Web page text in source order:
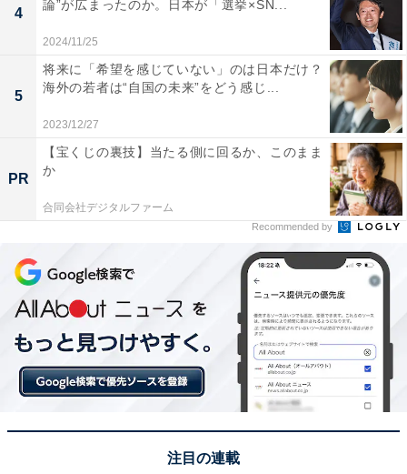
こちらもおすすめ
2023年の「夏ボーナス」予想まとめ！ 上場企業
平均は79万4008円、一般企業や業種別は？
4
論”が広まったのか。日本が「選挙×SN...
2024/11/25
5
将来に「希望を感じていない」のは日本だけ？
海外の若者は“自国の未来”をどう感じ...
2023/12/27
PR
【宝くじの裏技】当たる側に回るか、このまま
か
合同会社デジタルファーム
Recommended by
注目の連載